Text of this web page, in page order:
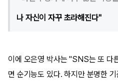
나 자신이 자꾸 초라해진다"
이에 오은영 박사는 "SNS는 또 다
면 순기능도 있다. 하지만 분명한